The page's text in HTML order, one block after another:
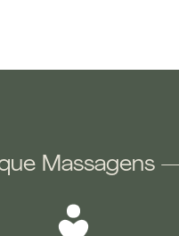
Massagens